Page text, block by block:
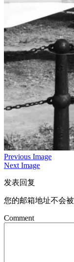
Previous Image
Next Image
发表回复
您的邮箱地址不会被
Comment